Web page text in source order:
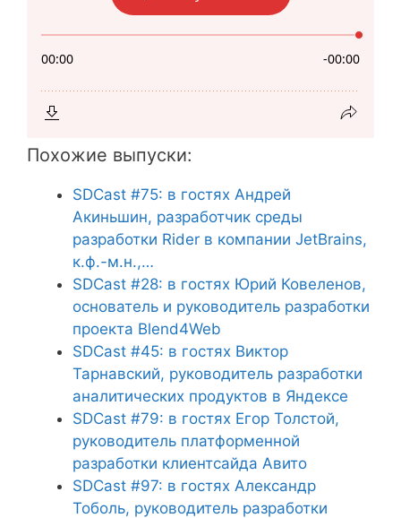
Похожие выпуски:
SDCast #75: в гостях Андрей
Акиньшин, разработчик среды
разработки Rider в компании JetBrains,
к.ф.-м.н.,…
SDCast #28: в гостях Юрий Ковеленов,
основатель и руководитель разработки
проекта Blend4Web
SDCast #45: в гостях Виктор
Тарнавский, руководитель разработки
аналитических продуктов в Яндексе
SDCast #79: в гостях Егор Толстой,
руководитель платформенной
разработки клиентсайда Авито
SDCast #97: в гостях Александр
Тоболь, руководитель разработки